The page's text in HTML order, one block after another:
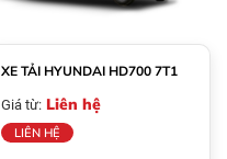
XE TẢI HYUNDAI HD700 7T1
Giá từ: Liên hệ
LIÊN HỆ